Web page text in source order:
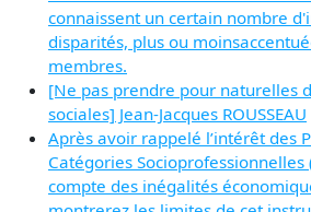
connaissent un certain nombre
disparités, plus ou
membres.
[Ne pas prendre pour naturelles
sociales] Jean-Jacques ROUSSEAU
Après avoir rappelé l’intérêt des
Catégories Socioprofessionnelles
compte des inégalités